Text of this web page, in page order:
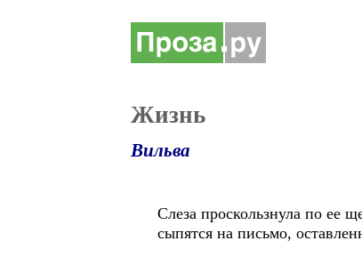
Жизнь
Вильва
Слеза проскользнула по ее
сыпятся на письмо,